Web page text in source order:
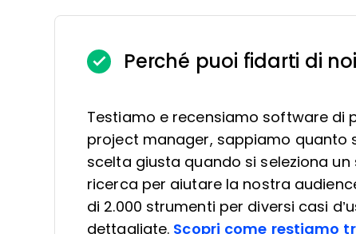
Perché puoi fidarti di noi
Testiamo e recensiamo software di
project manager, sappiamo
scelta giusta quando si seleziona
ricerca per aiutare la nostra
di 2.000 strumenti per diversi casi
dettagliate. Scopri come restiamo